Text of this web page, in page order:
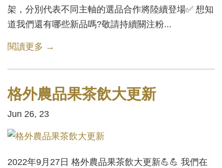
架，分別代表不同主軸的選品合作將陸續登場✅ 想知
道我們還有哪些新品嗎?敬請持續關注粉...
閱讀更多 →
格外農品果茶飲大更新
Jun 26, 23
2022年9月27日 格外農品果茶飲大更新💪💪 我們在